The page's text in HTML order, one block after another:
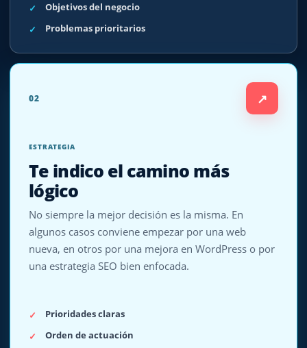
Objetivos del negocio
Problemas prioritarios
02 ↗
ESTRATEGIA
Te indico el camino más
lógico
No siempre la mejor decisión es la misma. En
algunos casos conviene empezar por una web
nueva, en otros por una mejora en WordPress o por
una estrategia SEO bien enfocada.
Prioridades claras
Orden de actuación